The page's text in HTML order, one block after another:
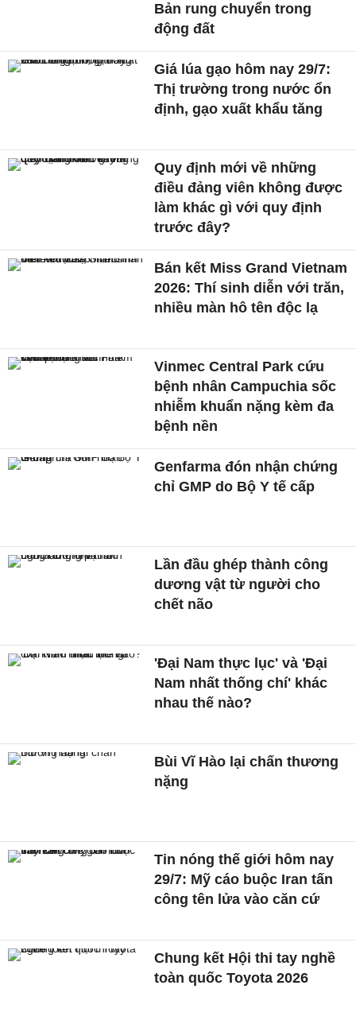
Bản rung chuyển trong
động đất
Giá lúa gạo hôm nay 29/7:
Thị trường trong nước ổn
định, gạo xuất khẩu tăng
Quy định mới về những
điều đảng viên không được
làm khác gì với quy định
trước đây?
Bán kết Miss Grand Vietnam
2026: Thí sinh diễn với trăn,
nhiều màn hô tên độc lạ
Vinmec Central Park cứu
bệnh nhân Campuchia sốc
nhiễm khuẩn nặng kèm đa
bệnh nền
Genfarma đón nhận chứng
chỉ GMP do Bộ Y tế cấp
Lần đầu ghép thành công
dương vật từ người cho
chết não
'Đại Nam thực lục' và 'Đại
Nam nhất thống chí' khác
nhau thế nào?
Bùi Vĩ Hào lại chấn thương
nặng
Tin nóng thế giới hôm nay
29/7: Mỹ cáo buộc Iran tấn
công tên lửa vào căn cứ
Chung kết Hội thi tay nghề
toàn quốc Toyota 2026